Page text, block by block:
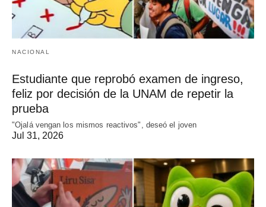
NACIONAL
Estudiante que reprobó examen de ingreso,
feliz por decisión de la UNAM de repetir la
prueba
"Ojalá vengan los mismos reactivos", deseó el joven
Jul 31, 2026